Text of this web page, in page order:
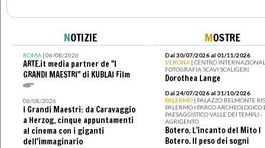
NOTIZIE
ROMA| 06/08/2026
ARTE.it media partner de "I
GRANDI MAESTRI" di KUBLAI Film
06/08/2026
I Grandi Maestri: da Caravaggio
a Herzog, cinque appuntamenti
al cinema con i giganti
dell'immaginario
MOSTRE
Dal 30/07/2026 al 01/11/2026
VERONA | CENTRO
FOTOGRAFIA SCAVI SCALIGERI
Dorothea Lange
Dal 24/07/2026 al 31/10/2026
PALERMO | PALAZZO BELMONTE
PALERMO I PARCO ARCHEOLOGICO
PAESAGGISTICO VALLE DEI TEMPLI -
AGRIGENTO
Botero. L’incanto del Mito I
Botero. Il peso dei sogni